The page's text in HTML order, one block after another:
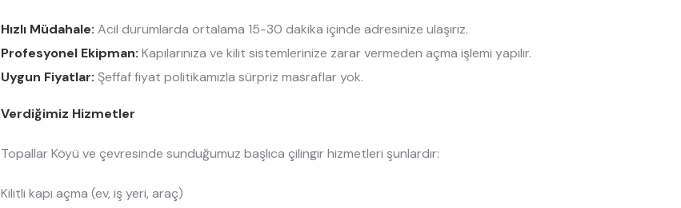
Hızlı Müdahale: Acil durumlarda ortalama 15-30 dakika içinde adresinize ulaşırız.
Profesyonel Ekipman: Kapılarınıza ve kilit sistemlerinize zarar vermeden açma işlemi yapılır.
Uygun Fiyatlar: Şeffaf fiyat politikamızla sürpriz masraflar yok.
Verdiğimiz Hizmetler
Topallar Köyü ve çevresinde sunduğumuz başlıca çilingir hizmetleri şunlardır:
Kilitli kapı açma (ev, iş yeri, araç)